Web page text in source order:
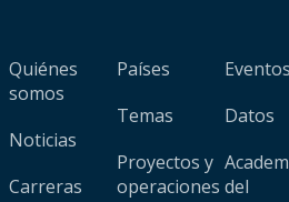
Quiénes
somos
Noticias
Carreras
Países
Temas
Proyectos y
operaciones
Eventos
Datos
del